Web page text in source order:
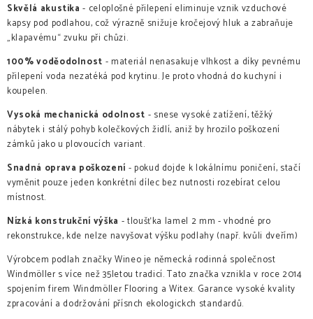
Skvělá akustika - celoplošné přilepení eliminuje vznik vzduchové
kapsy pod podlahou, což výrazně snižuje kročejový hluk a zabraňuje
„klapavému“ zvuku při chůzi.
100% voděodolnost - materiál nenasakuje vlhkost a díky pevnému
přilepení voda nezatéká pod krytinu. Je proto vhodná do kuchyní i
koupelen.
Vysoká mechanická odolnost - snese vysoké zatížení, těžký
nábytek i stálý pohyb kolečkových židlí, aniž by hrozilo poškození
zámků jako u plovoucích variant.
Snadná oprava poškození - pokud dojde k lokálnímu poničení, stačí
vyměnit pouze jeden konkrétní dílec bez nutnosti rozebírat celou
místnost.
Nízká konstrukční výška - tloušťka lamel 2 mm - vhodné pro
rekonstrukce, kde nelze navyšovat výšku podlahy (např. kvůli dveřím)
Výrobcem podlah značky Wineo je německá rodinná společnost
Windmöller s více než 35letou tradicí. Tato značka vznikla v roce 2014
spojením firem Windmöller Flooring a Witex. Garance vysoké kvality
zpracování a dodržování přísnch ekologickch standardů.